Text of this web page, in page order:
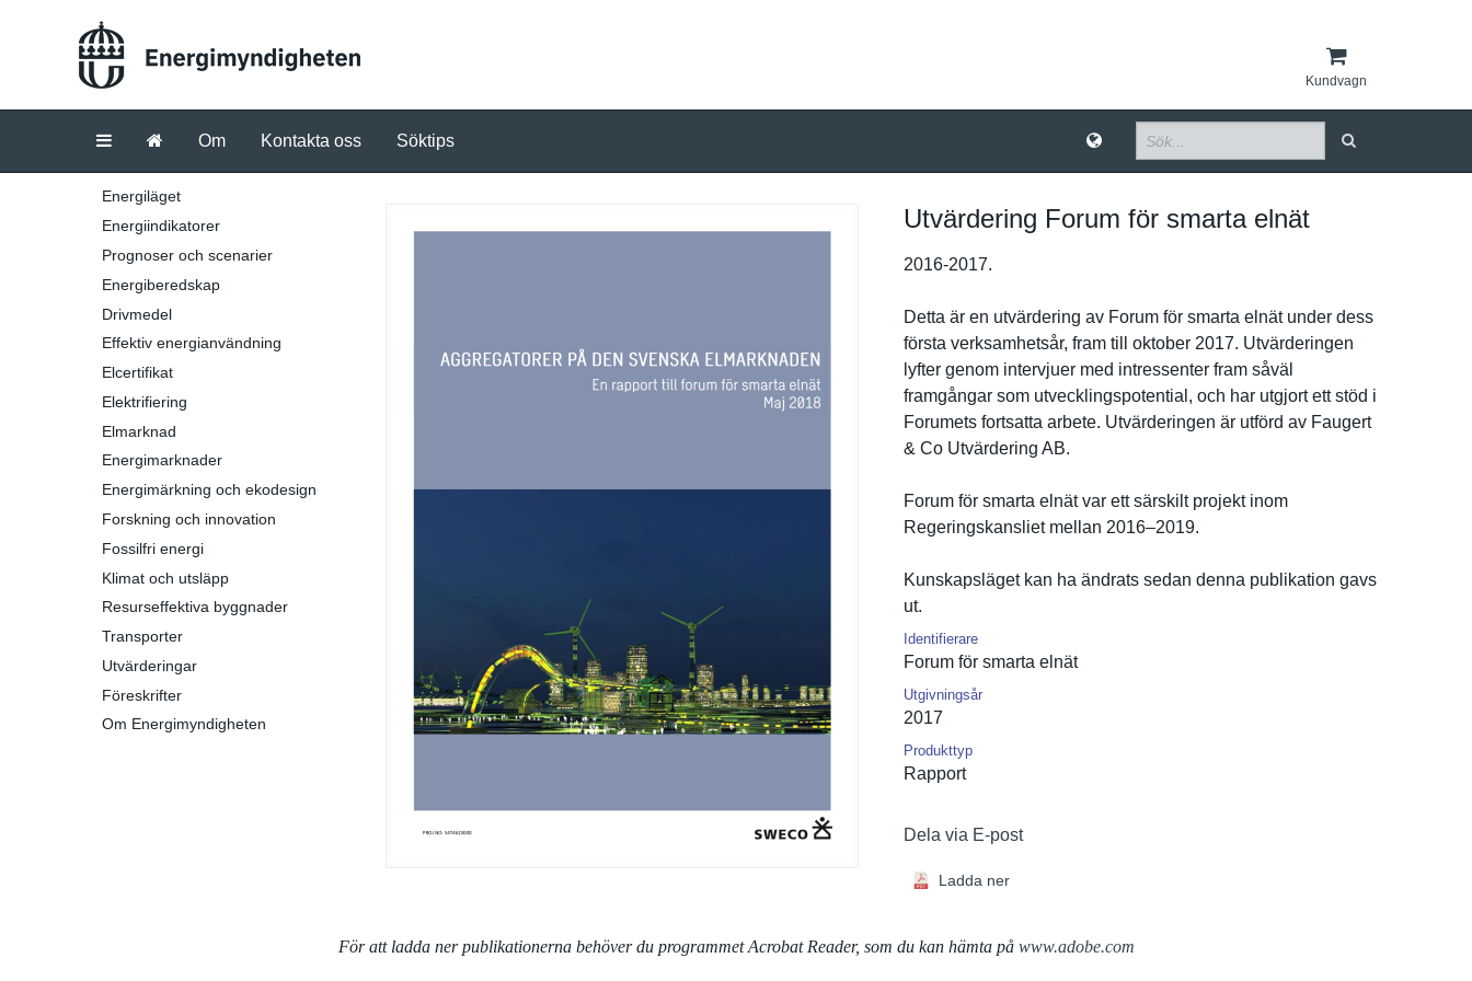
Kundvagn
Om Kontakta oss Söktips
Energiläget
Energiindikatorer
Prognoser och scenarier
Energiberedskap
Drivmedel
Effektiv energianvändning
Elcertifikat
Elektrifiering
Elmarknad
Energimarknader
Energimärkning och ekodesign
Forskning och innovation
Fossilfri energi
Klimat och utsläpp
Resurseffektiva byggnader
Transporter
Utvärderingar
Föreskrifter
Om Energimyndigheten
Utvärdering Forum för smarta elnät
2016-2017.
Detta är en utvärderin­g av Forum för smarta elnät under dess
första verksamhet­sår, fram till oktober 2017. Utvärderin­gen
lyfter genom intervjuer med intressent­er fram såväl
framgångar som utveckling­spotential, och har utgjort ett stöd i
Forumets fortsatta arbete. Utvärderin­gen är utförd av Faugert
& Co Utvärderin­g AB.
Forum för smarta elnät var ett särskilt projekt inom
Regeringsk­ansliet mellan 2016–2019.
Kunskapslä­get kan ha ändrats sedan denna publikatio­n gavs
ut.
Identifierare
Forum för smarta elnät
Utgivningsår
2017
Produkttyp
Rapport
Dela via E-post
Ladda ner
För att ladda ner publikationerna behöver du programmet Acrobat Reader, som du kan hämta på www.adobe.com